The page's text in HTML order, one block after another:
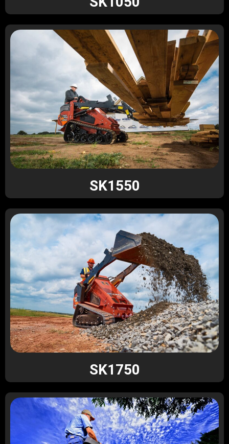
SK1550
SK1750